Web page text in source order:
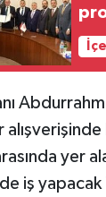
yer
iş yapacak